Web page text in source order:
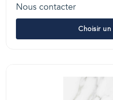
Nous contacter
Choisir